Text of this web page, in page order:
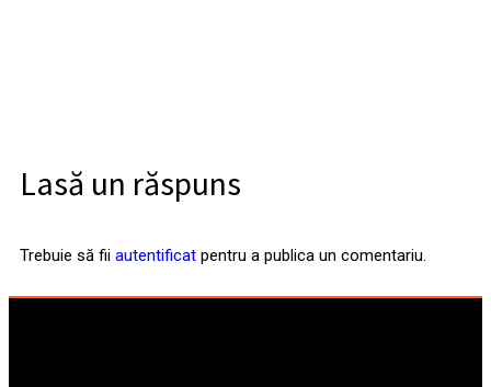
Lasă un răspuns
Trebuie să fii autentificat pentru a publica un comentariu.